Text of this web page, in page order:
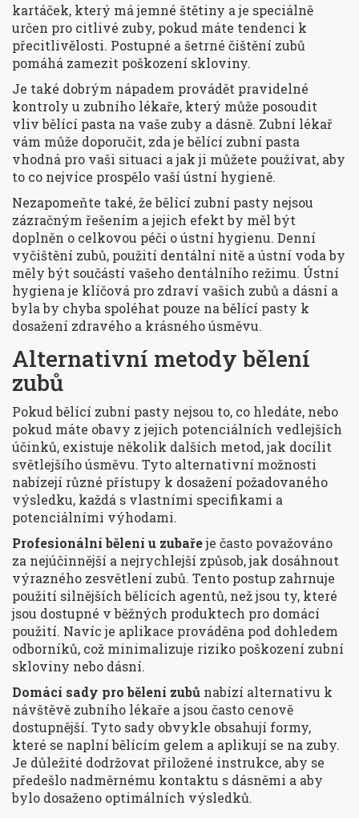
kartáček, který má jemné štětiny a je speciálně
určen pro citlivé zuby, pokud máte tendenci k
přecitlivělosti. Postupné a šetrné čištění zubů
pomáhá zamezit poškození skloviny.
Je také dobrým nápadem provádět pravidelné
kontroly u zubního lékaře, který může posoudit
vliv bělící pasta na vaše zuby a dásně. Zubní lékař
vám může doporučit, zda je bělící zubní pasta
vhodná pro vaši situaci a jak ji můžete používat, aby
to co nejvíce prospělo vaší ústní hygieně.
Nezapomeňte také, že bělící zubní pasty nejsou
zázračným řešením a jejich efekt by měl být
doplněn o celkovou péči o ústní hygienu. Denní
vyčištění zubů, použití dentální nitě a ústní voda by
měly být součástí vašeho dentálního režimu. Ústní
hygiena je klíčová pro zdraví vašich zubů a dásní a
byla by chyba spoléhat pouze na bělící pasty k
dosažení zdravého a krásného úsměvu.
Alternativní metody bělení
zubů
Pokud bělící zubní pasty nejsou to, co hledáte, nebo
pokud máte obavy z jejich potenciálních vedlejších
účinků, existuje několik dalších metod, jak docílit
světlejšího úsměvu. Tyto alternativní možnosti
nabízejí různé přístupy k dosažení požadovaného
výsledku, každá s vlastními specifikami a
potenciálními výhodami.
Profesionální bělení u zubařeje často považováno
za nejúčinnější a nejrychlejší způsob, jak dosáhnout
výrazného zesvětlení zubů. Tento postup zahrnuje
použití silnějších bělících agentů, než jsou ty, které
jsou dostupné v běžných produktech pro domácí
použití. Navíc je aplikace prováděna pod dohledem
odborníků, což minimalizuje riziko poškození zubní
skloviny nebo dásní.
Domácí sady pro bělení zubů nabízí alternativu k
návštěvě zubního lékaře a jsou často cenově
dostupnější. Tyto sady obvykle obsahují formy,
které se naplní bělícím gelem a aplikují se na zuby.
Je důležité dodržovat přiložené instrukce, aby se
předešlo nadměrnému kontaktu s dásněmi a aby
bylo dosaženo optimálních výsledků.